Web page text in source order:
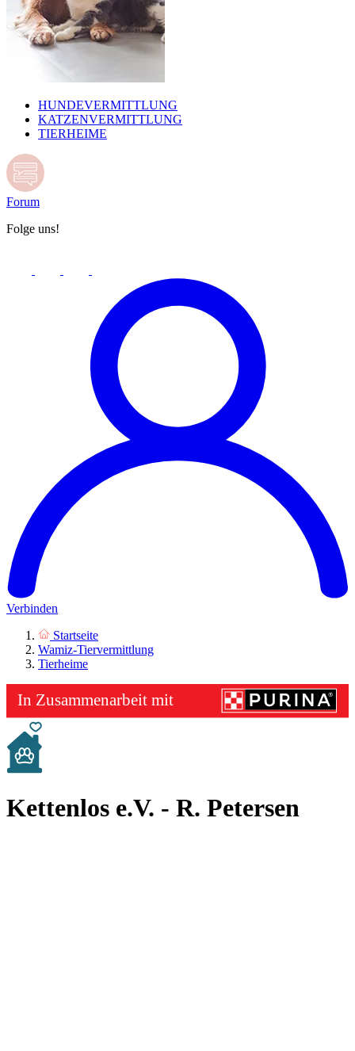
HUNDEVERMITTLUNG
KATZENVERMITTLUNG
TIERHEIME
Forum
Folge uns!
Verbinden
Startseite
Wamiz-Tiervermittlung
Tierheime
Kettenlos e.V. - R. Petersen